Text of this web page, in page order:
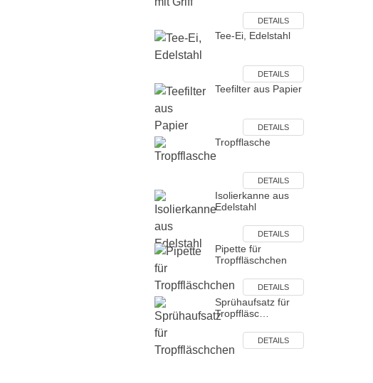
DETAILS
Tee-Ei, Edelstahl
DETAILS
Teefilter aus Papier
DETAILS
Tropfflasche
DETAILS
Isolierkanne aus
Edelstahl
DETAILS
Pipette für
Tropffläschchen
DETAILS
Sprühaufsatz für
Tropffläsc…
DETAILS